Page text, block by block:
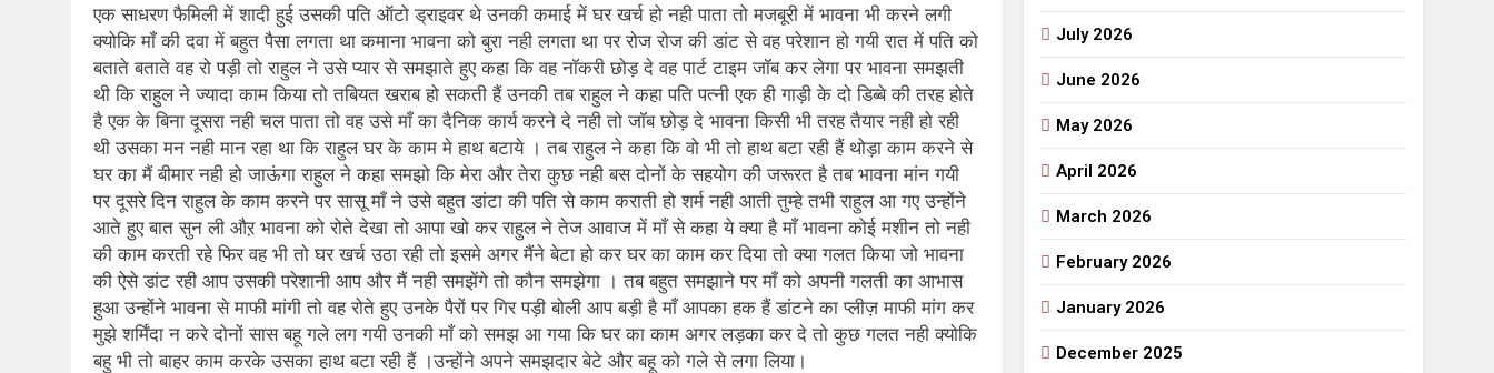
3 Years Ago 3 Years Ago
सम्पादकीय : इंडिया / भारत , जी-20 में ‘भार-त’ का चमका सितारा
3 Years Ago
नोसेना प्रमुख एडमिरल आर हरि कुमार ने किया अनुराधा प्रकाशन की पुस्तकों एवं ‘उत्कर्ष मेल’ का लोकार्पण
3 Years Ago
डॉ. अम्बेडकर भारत के भव्यभाल पर एक सुरम्य तिलकहैं
3 Years Ago
श्री हनुमानजी का जन्म महोत्सव का भव्य आयोजन
3 Years Ago
अंतरराष्ट्रीय मित्रता दिवस पर विशेष “किताबों के पन्नों से लेकर अनकही कहानियों तक”
5 Days Ago
राजनीतिक सफरनामा : आन्दोलन से उपजे सवाल
पेपर लीक पर गैर-भाजपा सरकारों से जवाबदेही कब?
6 Days Ago
कहां चला गया पुलिस के हाथों में लहराने वाला डंडा
6 Days Ago
कॉकरोच आंदोलन: गांधीवाद की छाया या डिजिटल युग का नया प्रतिरोध?
6 Days Ago
संस्मरण : गर्मी की छुट्टियां और बचपन
एक साधरण फैमिली में शादी हुई उसकी पति ऑटो ड्राइवर थे उनकी कमाई में घर खर्च हो नही पाता तो मजबूरी में भावना भी करने लगी
क्योकि माँ की दवा में बहुत पैसा लगता था कमाना भावना को बुरा नही लगता था पर रोज रोज की डांट से वह परेशान हो गयी रात में पति को
बताते बताते वह रो पड़ी तो राहुल ने उसे प्यार से समझाते हुए कहा कि वह नॉकरी छोड़ दे वह पार्ट टाइम जॉब कर लेगा पर भावना समझती
थी कि राहुल ने ज्यादा काम किया तो तबियत खराब हो सकती हैं उनकी तब राहुल ने कहा पति पत्नी एक ही गाड़ी के दो डिब्बे की तरह होते
है एक के बिना दूसरा नही चल पाता तो वह उसे माँ का दैनिक कार्य करने दे नही तो जॉब छोड़ दे भावना किसी भी तरह तैयार नही हो रही
थी उसका मन नही मान रहा था कि राहुल घर के काम मे हाथ बटाये । तब राहुल ने कहा कि वो भी तो हाथ बटा रही हैं थोड़ा काम करने से
घर का मैं बीमार नही हो जाऊंगा राहुल ने कहा समझो कि मेरा और तेरा कुछ नही बस दोनों के सहयोग की जरूरत है तब भावना मांन गयी
पर दूसरे दिन राहुल के काम करने पर सासू माँ ने उसे बहुत डांटा की पति से काम कराती हो शर्म नही आती तुम्हे तभी राहुल आ गए उन्होंने
आते हुए बात सुन ली औऱ भावना को रोते देखा तो आपा खो कर राहुल ने तेज आवाज में माँ से कहा ये क्या है माँ भावना कोई मशीन तो नही
की काम करती रहे फिर वह भी तो घर खर्च उठा रही तो इसमे अगर मैंने बेटा हो कर घर का काम कर दिया तो क्या गलत किया जो भावना
की ऐसे डांट रही आप उसकी परेशानी आप और मैं नही समझेंगे तो कौन समझेगा । तब बहुत समझाने पर माँ को अपनी गलती का आभास
हुआ उन्होंने भावना से माफी मांगी तो वह रोते हुए उनके पैरों पर गिर पड़ी बोली आप बड़ी है माँ आपका हक हैं डांटने का प्लीज़ माफी मांग कर
मुझे शर्मिंदा न करे दोनों सास बहू गले लग गयी उनकी माँ को समझ आ गया कि घर का काम अगर लड़का कर दे तो कुछ गलत नही क्योकि
बहु भी तो बाहर काम करके उसका हाथ बटा रही हैं ।उन्होंने अपने समझदार बेटे और बहू को गले से लगा लिया।
July 2026
June 2026
May 2026
April 2026
March 2026
February 2026
January 2026
December 2025